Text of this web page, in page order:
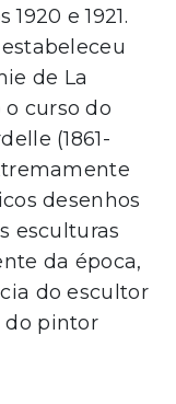
e 1921.
de La
curso do
(1861-
desenhos
esculturas
da época,
do escultor
do pintor